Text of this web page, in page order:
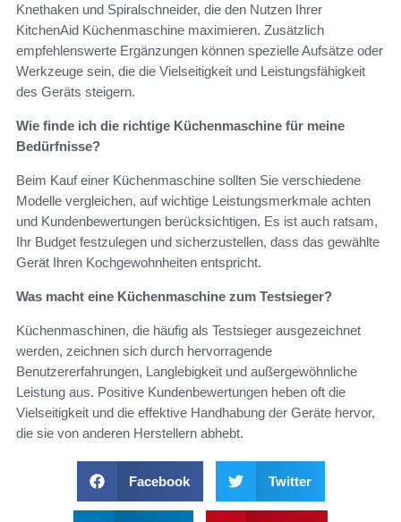
Knethaken und Spiralschneider, die den Nutzen Ihrer
KitchenAid Küchenmaschine maximieren. Zusätzlich
empfehlenswerte Ergänzungen können spezielle Aufsätze oder
Werkzeuge sein, die die Vielseitigkeit und Leistungsfähigkeit
des Geräts steigern.
Wie finde ich die richtige Küchenmaschine für meine
Bedürfnisse?
Beim Kauf einer Küchenmaschine sollten Sie verschiedene
Modelle vergleichen, auf wichtige Leistungsmerkmale achten
und Kundenbewertungen berücksichtigen. Es ist auch ratsam,
Ihr Budget festzulegen und sicherzustellen, dass das gewählte
Gerät Ihren Kochgewohnheiten entspricht.
Was macht eine Küchenmaschine zum Testsieger?
Küchenmaschinen, die häufig als Testsieger ausgezeichnet
werden, zeichnen sich durch hervorragende
Benutzererfahrungen, Langlebigkeit und außergewöhnliche
Leistung aus. Positive Kundenbewertungen heben oft die
Vielseitigkeit und die effektive Handhabung der Geräte hervor,
die sie von anderen Herstellern abhebt.
Facebook Twitter